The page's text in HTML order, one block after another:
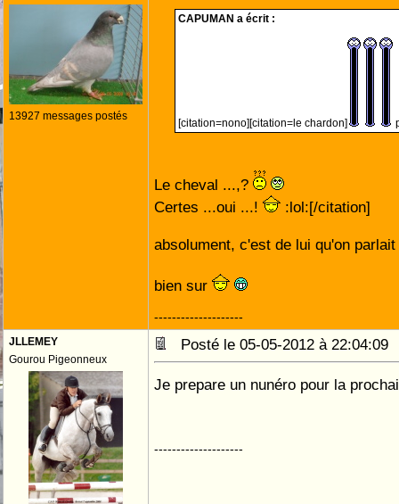
13927 messages postés
CAPUMAN a écrit :
[citation=nono][citation=le chardon]
Le cheval ...,?
Certes ...oui ...!
:lol:[/citation]
absolument, c'est de lui qu'on
bien sur
--------------------
JLLEMEY
Gourou Pigeonneux
Posté le 05-05-2012 à
Je prepare un nunéro pour la
--------------------